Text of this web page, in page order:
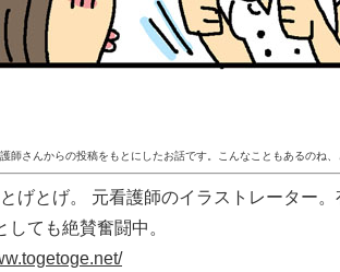
師さんからの投稿をもとにしたお話です。こんなこともあるのね、
とげとげ。 元看護師のイラストレーター
しても絶賛奮闘中。